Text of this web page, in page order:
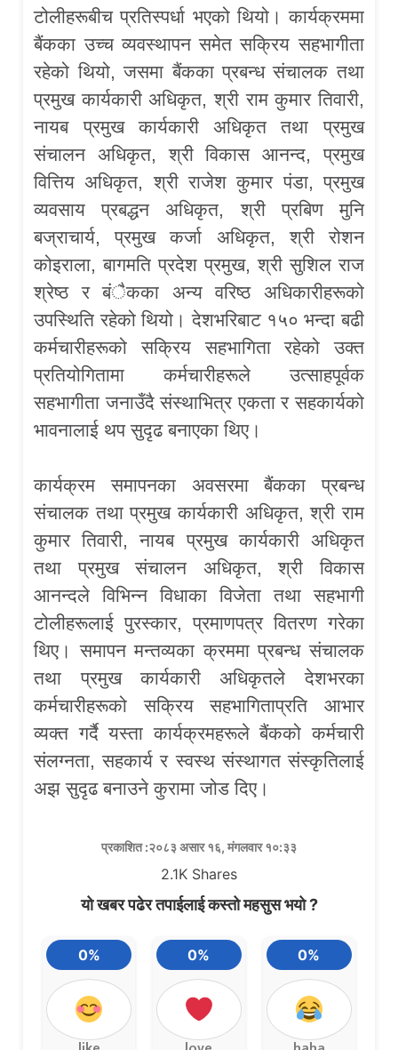
टोलीहरूबीच प्रतिस्पर्धा भएको थियो। कार्यक्रममा
बैंकका उच्च व्यवस्थापन समेत सक्रिय सहभागीता
रहेको थियो, जसमा बैंकका प्रबन्ध संचालक तथा
प्रमुख कार्यकारी अधिकृत, श्री राम कुमार तिवारी,
नायब प्रमुख कार्यकारी अधिकृत तथा प्रमुख
संचालन अधिकृत, श्री विकास आनन्द, प्रमुख
वित्तिय अधिकृत, श्री राजेश कुमार पंडा, प्रमुख
व्यवसाय प्रबद्धन अधिकृत, श्री प्रबिण मुनि
बज्राचार्य, प्रमुख कर्जा अधिकृत, श्री रोशन
कोइराला, बागमति प्रदेश प्रमुख, श्री सुशिल राज
श्रेष्ठ र बंैकका अन्य वरिष्ठ अधिकारीहरूको
उपस्थिति रहेको थियो। देशभरिबाट १५० भन्दा बढी
कर्मचारीहरूको सक्रिय सहभागिता रहेको उक्त
प्रतियोगितामा कर्मचारीहरूले उत्साहपूर्वक
सहभागीता जनाउँदै संस्थाभित्र एकता र सहकार्यको
भावनालाई थप सुदृढ बनाएका थिए।
कार्यक्रम समापनका अवसरमा बैंकका प्रबन्ध
संचालक तथा प्रमुख कार्यकारी अधिकृत, श्री राम
कुमार तिवारी, नायब प्रमुख कार्यकारी अधिकृत
तथा प्रमुख संचालन अधिकृत, श्री विकास
आनन्दले विभिन्न विधाका विजेता तथा सहभागी
टोलीहरूलाई पुरस्कार, प्रमाणपत्र वितरण गरेका
थिए। समापन मन्तव्यका क्रममा प्रबन्ध संचालक
तथा प्रमुख कार्यकारी अधिकृतले देशभरका
कर्मचारीहरूको सक्रिय सहभागिताप्रति आभार
व्यक्त गर्दै यस्ता कार्यक्रमहरूले बैंकको कर्मचारी
संलग्नता, सहकार्य र स्वस्थ संस्थागत संस्कृतिलाई
अझ सुदृढ बनाउने कुरामा जोड दिए।
प्रकाशित :२०८३ असार १६, मंगलवार १०:३३
2.1K Shares
यो खबर पढेर तपाईलाई कस्तो महसुस भयो ?
0% 0% 0%